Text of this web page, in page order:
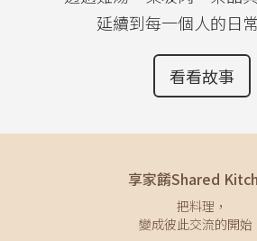
延續到每一個人的日
看看故事
享家餚Shared
把料理，
變成彼此交流的開始